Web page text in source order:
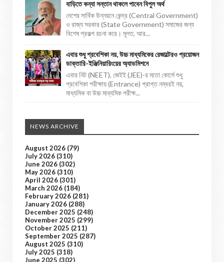
বাড়িতে কন্যা সন্তান থাকলে পাবেন বিপুল অর্থ
দেশের সার্বিক উন্নয়নে কেন্দ্র (Central Government)
ও রাজ্য সরকার (State Government) সমাজের জন্য
বিশেষ প্রকল্প রচনা করে। মূলত, আর...
এবার শুধু প্রবেশিকা নয়, উচ্চ মাধ্যমিকের রেজাল্টেরও প্রয়োজন
ডাক্তারি-ইঞ্জিনিয়ারিংয়ের অ্যাডমিশনে
এবার নিট (NEET), জেইই (JEE)-র মতো কোর্সে শুধু
প্রবেশিকা পরীক্ষায় (Entrance) প্রাপ্ত নম্বরই নয়,
মাধ্যমিক বা উচ্চ মাধ্যমিক পরীক্ষ...
NEWS ARCHIVE
August 2026 (79)
July 2026 (310)
June 2026 (302)
May 2026 (310)
April 2026 (301)
March 2026 (184)
February 2026 (281)
January 2026 (288)
December 2025 (248)
November 2025 (299)
October 2025 (211)
September 2025 (287)
August 2025 (310)
July 2025 (318)
June 2025 (302)